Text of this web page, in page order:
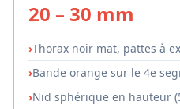
20 – 30 mm
Thorax noir mat, pattes à
Bande orange sur le 4e
Nid sphérique en hauteur